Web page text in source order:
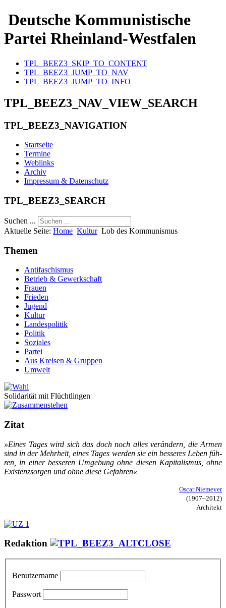
Deutsche Kommunistische
Partei Rheinland-Westfalen
TPL_BEEZ3_SKIP_TO_CONTENT
TPL_BEEZ3_JUMP_TO_NAV
TPL_BEEZ3_JUMP_TO_INFO
TPL_BEEZ3_NAV_VIEW_SEARCH
TPL_BEEZ3_NAVIGATION
Startseite
Termine
Weblinks
Archiv
Impressum & Datenschutz
TPL_BEEZ3_SEARCH
Suchen ...
Aktuelle Seite: Home Kultur Lob des Kommunismus
Themen
Antifaschismus
Betrieb & Gewerkschaft
Frauen
Frieden
Jugend
Kultur
Landespolitik
Politik
Soziales
Partei
Aus Kreisen & Gruppen
Umwelt
Solidarität mit Flüchtlingen
Zitat
»Ei­nes Ta­ges wird sich das doch noch al­les ver­än­dern, die Ar­men
sind in der Mehr­heit, ei­nes Ta­ges wer­den sie ein bes­se­res Le­ben füh­
ren, in ei­ner bes­se­ren Um­ge­bung oh­ne die­sen Ka­pi­ta­lis­mus, oh­ne
Exis­tenz­sor­gen und oh­ne die­se Ge­fah­ren«
Oscar Niemeyer
(1907–2012)
Architekt
Redaktion
Benutzername
Passwort